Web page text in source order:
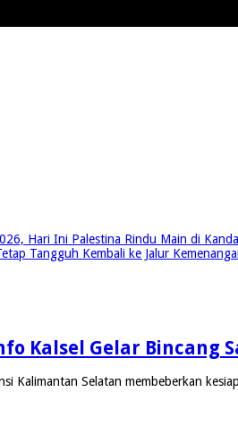
Hari Ini Palestina Rindu Main di
Tangguh Kembali ke Jalur
Kalsel Gelar Bincang
Kalimantan Selatan membeberkan